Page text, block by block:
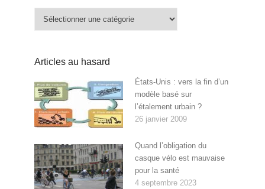
Catégories
Articles au hasard
États-Unis : vers la fin d’un
modèle basé sur
l’étalement urbain ?
26 janvier 2009
Quand l’obligation du
casque vélo est mauvaise
pour la santé
4 septembre 2023